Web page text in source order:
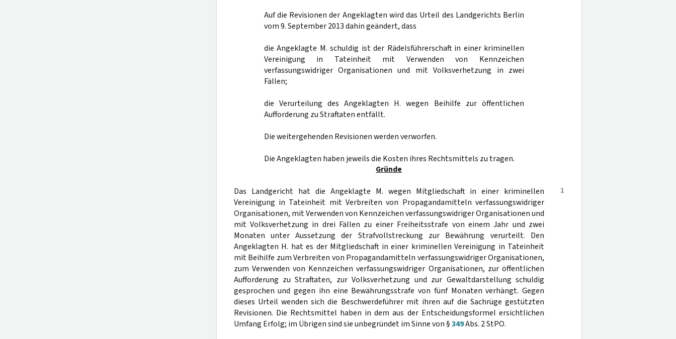
Auf die Revisionen der Angeklagten wird das Urteil des Landgerichts Berlin
vom 9. September 2013 dahin geändert, dass
die Angeklagte M. schuldig ist der Rädelsführerschaft in einer kriminellen
Vereinigung in Tateinheit mit Verwenden von Kennzeichen
verfassungswidriger Organisationen und mit Volksverhetzung in zwei
Fällen;
die Verurteilung des Angeklagten H. wegen Beihilfe zur öffentlichen
Aufforderung zu Straftaten entfällt.
Die weitergehenden Revisionen werden verworfen.
Die Angeklagten haben jeweils die Kosten ihres Rechtsmittels zu tragen.
Gründe
1
Das Landgericht hat die Angeklagte M. wegen Mitgliedschaft in einer kriminellen
Vereinigung in Tateinheit mit Verbreiten von Propagandamitteln verfassungswidriger
Organisationen, mit Verwenden von Kennzeichen verfassungswidriger Organisationen und
mit Volksverhetzung in drei Fällen zu einer Freiheitsstrafe von einem Jahr und zwei
Monaten unter Aussetzung der Strafvollstreckung zur Bewährung verurteilt. Den
Angeklagten H. hat es der Mitgliedschaft in einer kriminellen Vereinigung in Tateinheit
mit Beihilfe zum Verbreiten von Propagandamitteln verfassungswidriger Organisationen,
zum Verwenden von Kennzeichen verfassungswidriger Organisationen, zur öffentlichen
Aufforderung zu Straftaten, zur Volksverhetzung und zur Gewaltdarstellung schuldig
gesprochen und gegen ihn eine Bewährungsstrafe von fünf Monaten verhängt. Gegen
dieses Urteil wenden sich die Beschwerdeführer mit ihren auf die Sachrüge gestützten
Revisionen. Die Rechtsmittel haben in dem aus der Entscheidungsformel ersichtlichen
Umfang Erfolg; im Übrigen sind sie unbegründet im Sinne von §349Abs. 2 StPO.